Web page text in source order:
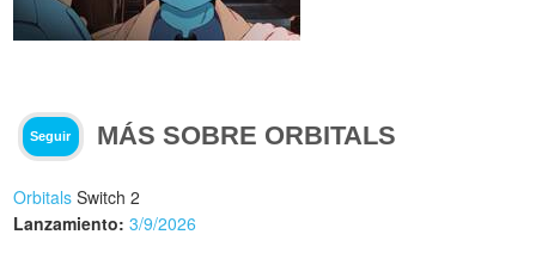
Seguir MÁS SOBRE ORBITALS
Orbitals Switch 2
Lanzamiento: 3/9/2026